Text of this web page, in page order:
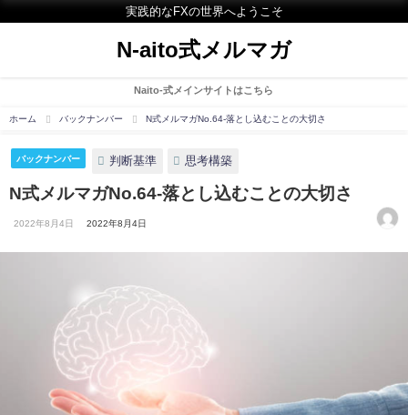
実践的なFXの世界へようこそ
N-aito式メルマガ
Naito-式メインサイトはこちら
ホーム バックナンバー N式メルマガNo.64-落とし込むことの大切さ
バックナンバー 判断基準 思考構築
N式メルマガNo.64-落とし込むことの大切さ
2022年8月4日 2022年8月4日